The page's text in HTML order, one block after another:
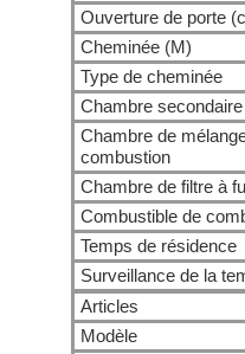
Ouverture de porte
Cheminée (M)
Type de cheminée
Chambre secondaire
Chambre de
combustion
Chambre de filtre à
Combustible de
Temps de résidence
Surveillance de la
Articles
Modèle